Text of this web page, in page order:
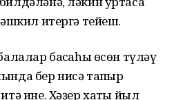
итергә тейеш.
баҡсаһы өсөн түләү
бер нисә тапҡыр
ине. Хәҙер хаҡты йыл